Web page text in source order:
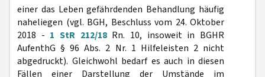
einer das Leben gefährdenden Behandlung häufig
naheliegen (vgl. BGH, Beschluss vom 24. Oktober
2018 - 1 StR 212/18Rn. 10, insoweit in BGHR
AufenthG § 96 Abs. 2 Nr. 1 Hilfeleisten 2 nicht
abgedruckt). Gleichwohl bedarf es auch in diesen
Fällen einer Darstellung der Umstände im